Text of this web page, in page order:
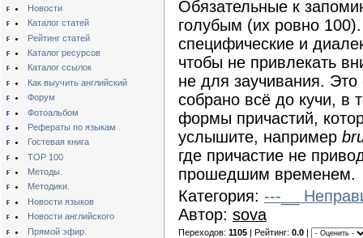
Новости
Каталог статей
Рейтинг статей
Каталог ресурсов
Каталог ссылок
Как выучить английский
Форум
Фотоальбом
Рефераты по языкам
Гостевая книга
TOP 100
Методы.
Методики.
Новости языков
Новости английского
Прямой эфир.
Обязательные к
голубым (их ровно
специфические и
чтобы не привлекать
не для заучивания. Это
собрано всё до кучи, в
формы причастий,
услышите, например
где причастие не
прошедшим временем.
Категория: ---__
Автор: sova
Переходов: 1105 | Рейтинг: 0.0 |